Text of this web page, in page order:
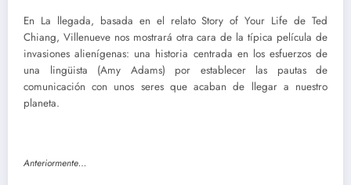
En La llegada, basada en el relato Story of Your Life de Ted
Chiang, Villenueve nos mostrará otra cara de la típica película de
invasiones alienígenas: una historia centrada en los esfuerzos de
una lingüista (Amy Adams) por establecer las pautas de
comunicación con unos seres que acaban de llegar a nuestro
planeta.
Anteriormente…